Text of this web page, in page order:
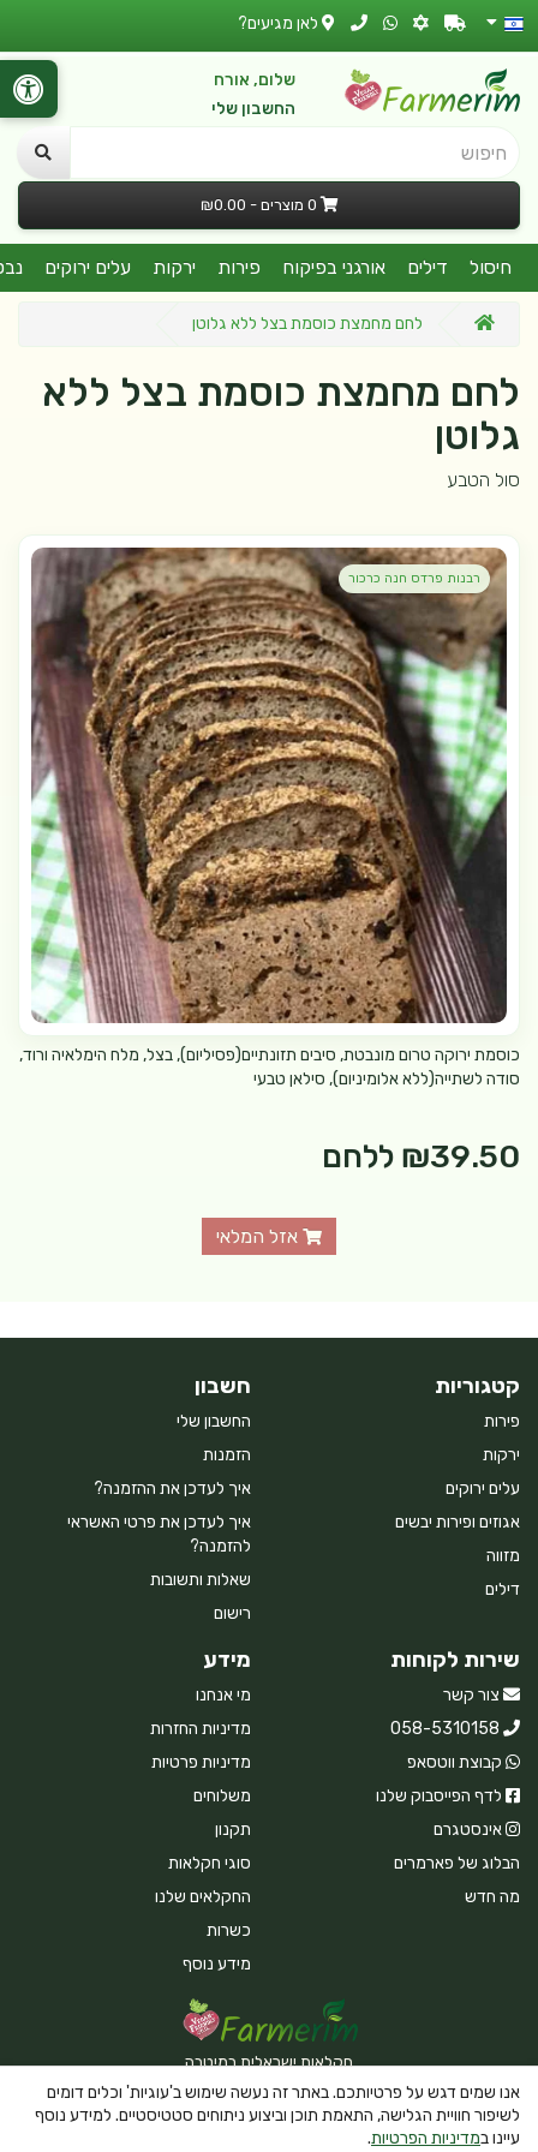
לאן מגיעים?
שלום, אורח
החשבון שלי
חיפוש
0 מוצרים - ₪0.00
חיסול דילים אורגני בפיקוח פירות ירקות עלים ירוקים
לחם מחמצת כוסמת בצל ללא גלוטן
לחם מחמצת כוסמת בצל ללא
גלוטן
סול הטבע
רבנות פרדס חנה כרכור
כוסמת ירוקה טרום מונבטת, סיבים תזונתיים(פסיליום), בצל, מלח הימלאיה ורוד,
סודה לשתייה(ללא אלומיניום), סילאן טבעי
₪39.50 ללחם
אזל המלאי
קטגוריות
פירות
ירקות
עלים ירוקים
אגוזים ופירות יבשים
מזווה
דילים
חשבון
החשבון שלי
הזמנות
איך לעדכן את ההזמנה?
איך לעדכן את פרטי האשראי
להזמנה?
שאלות ותשובות
רישום
שירות לקוחות
צור קשר
058-5310158
קבוצת ווטסאפ
לדף הפייסבוק שלנו
אינסטגרם
הבלוג של פארמרים
מה חדש
מידע
מי אנחנו
מדיניות החזרות
מדיניות פרטיות
משלוחים
תקנון
סוגי חקלאות
החקלאים שלנו
כשרות
מידע נוסף
חקלאות ישראלית במיטבה
Powered By Farmerim
אנו שמים דגש על פרטיותכם. באתר זה נעשה שימוש ב'עוגיות' וכלים דומים
לשיפור חוויית הגלישה, התאמת תוכן וביצוע ניתוחים סטטיסטיים. למידע נוסף
עיינו במדיניות הפרטיות.